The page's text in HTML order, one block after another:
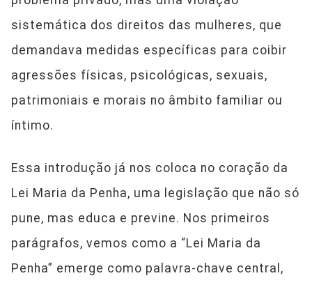
sistemática dos direitos das mulheres, que
demandava medidas específicas para coibir
agressões físicas, psicológicas, sexuais,
patrimoniais e morais no âmbito familiar ou
íntimo.
Essa introdução já nos coloca no coração da
Lei Maria da Penha, uma legislação que não só
pune, mas educa e previne. Nos primeiros
parágrafos, vemos como a “Lei Maria da
Penha” emerge como palavra-chave central,